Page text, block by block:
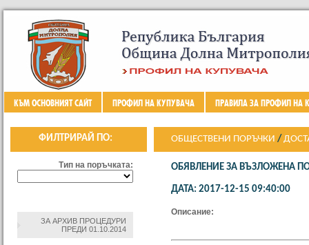
КЪМ ОСНОВНИЯТ САЙТ ПРОФИЛ НА КУПУВАЧА ПРАВИЛА ЗА ПРОФИЛ НА
ФИЛТРИРАЙ ПО:
Тип на поръчката:
ЗА АРХИВ ПРОЦЕДУРИ
ПРЕДИ 01.10.2014
ОБЩЕСТВЕНИ ПОРЪЧКИ /
МАТЕРИАЛНО ПОДПОМАГ
ОБЯВЛЕНИЕ ЗА ВЪЗЛОЖЕНА
ДАТА: 2017-12-15 09:40:00
Описание: